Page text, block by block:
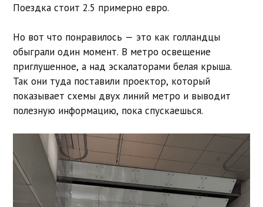
Поездка стоит 2.5 примерно евро.
Но вот что понравилось — это как голландцы
обыграли один момент. В метро освещение
приглушенное, а над эскалаторами белая крыша.
Так они туда поставили проектор, который
показывает схемы двух линий метро и выводит
полезную информацию, пока спускаешься.